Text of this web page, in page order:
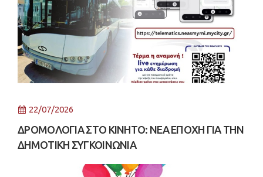
22/07/2026
ΔΡΟΜΟΛΟΓΙΑ ΣΤΟ ΚΙΝΗΤΟ: ΝΕΑ ΕΠΟΧΗ ΓΙΑ ΤΗΝ
ΔΗΜΟΤΙΚΗ ΣΥΓΚΟΙΝΩΝΙΑ